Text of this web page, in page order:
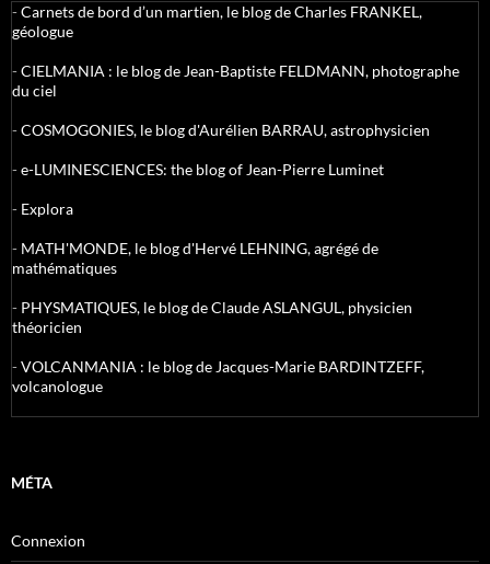
-Carnets de bord d’un martien, le blog de Charles FRANKEL,
géologue
-CIELMANIA : le blog de Jean-Baptiste FELDMANN, photographe
du ciel
-COSMOGONIES, le blog d'Aurélien BARRAU, astrophysicien
-e-LUMINESCIENCES: the blog of Jean-Pierre Luminet
- Explora
- MATH'MONDE, le blog d'Hervé LEHNING, agrégé de
mathématiques
- PHYSMATIQUES, le blog de Claude ASLANGUL, physicien
théoricien
-VOLCANMANIA : le blog de Jacques-Marie BARDINTZEFF,
volcanologue
MÉTA
Connexion